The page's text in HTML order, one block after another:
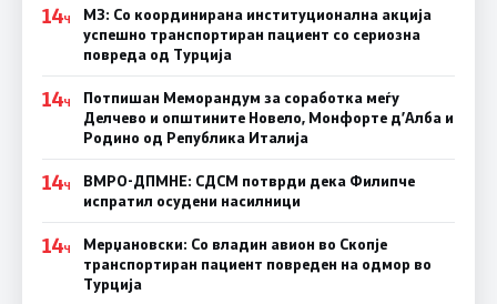
14Ч
МЗ: Со координирана институционална акција
успешно транспортиран пациент со сериозна
повреда од Турција
14Ч
Потпишан Меморандум за соработка меѓу
Делчево и општините Новело, Монфорте д’Алба и
Родино од Република Италија
14Ч
ВМРО-ДПМНЕ: СДСM потврди дека Филипче
испратил осудени насилници
14Ч
Мерџановски: Со владин авион во Скопје
транспортиран пациент повреден на одмор во
Турција